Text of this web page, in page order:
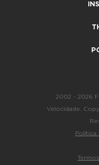
2002 - 2026
Velocidade.
Política